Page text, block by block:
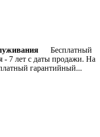
Бесплатный
- 7 лет с даты продажи. На
гарантийный...